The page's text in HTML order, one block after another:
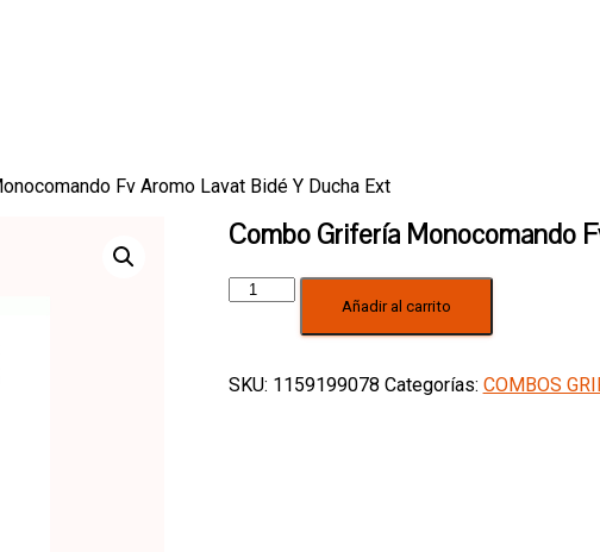
Fv Aromo Lavat Bidé Y Ducha Ext
Combo Grifería Monocomando
Combo
Grifería
Monocomando
Aromo
Añadir al carrito
SKU: 1159199078 Categorías: COMBOS